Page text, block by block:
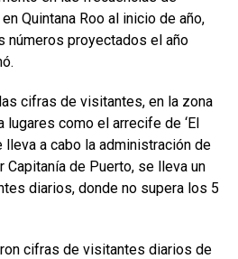
Quintana Roo al inicio de año,
números proyectados el año
cifras de visitantes, en la zona
lugares como el arrecife de ‘El
lleva a cabo la administración de
de Puerto, se lleva un
diarios, donde no supera los 5
cifras de visitantes diarios de